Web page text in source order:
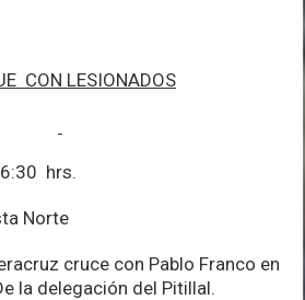
CON LESIONADOS
hrs.
Norte
cruce con Pablo Franco en
la delegación del Pitillal.